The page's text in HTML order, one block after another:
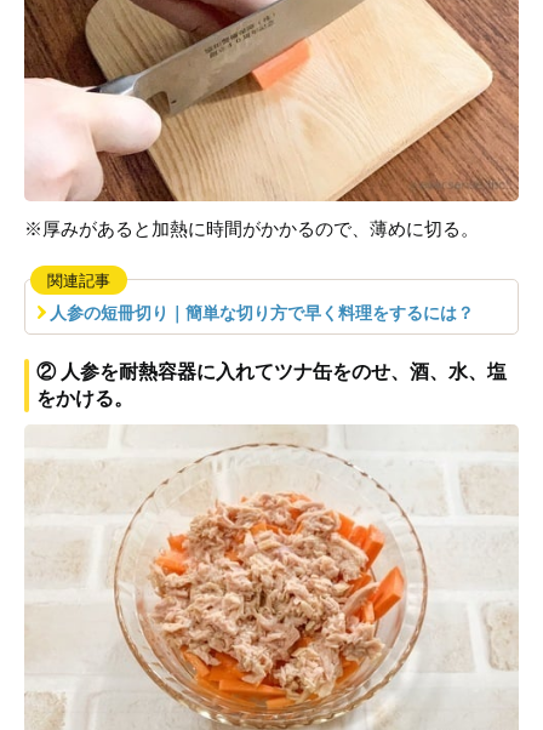
※厚みがあると加熱に時間がかかるので、薄めに切る。
関連記事
人参の短冊切り｜簡単な切り方で早く料理をするには？
② 人参を耐熱容器に入れてツナ缶をのせ、酒、水、塩
をかける。